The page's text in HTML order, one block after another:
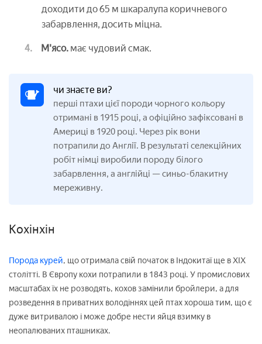
доходити до 65 м шкаралупа коричневого
забарвлення, досить міцна.
М'ясо. має чудовий смак.
чи знаєте ви?
перші птахи цієї породи чорного кольору
отримані в 1915 році, а офіційно зафіксовані в
Америці в 1920 році. Через рік вони
потрапили до Англії. В результаті селекційних
робіт німці виробили породу білого
забарвлення, а англійці — синьо-блакитну
мереживну.
Кохінхін
Порода курей, що отримала свій початок в Індокитаї ще в XIX
столітті. В Європу кохи потрапили в 1843 році. У промислових
масштабах їх не розводять, кохов замінили бройлери, а для
розведення в приватних володіннях цей птах хороша тим, що є
дуже витривалою і може добре нести яйця взимку в
неопалюваних пташниках.